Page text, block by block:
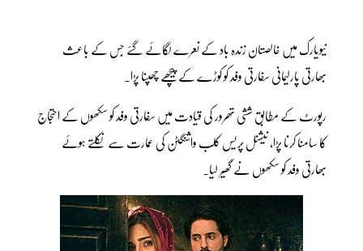
نیویارک میں خالصتان زندہ باد کے نعرے لگائے گئے جس کے باعث
بھارتی پارلیمانی سفارتی وفد کو کوڑے کے پیچھے چھپنا پڑا۔
رپورٹ کے مطابق ششی تھرور کی قیادت میں سفارتی وفد کو سکھوں کے احتجاج
کا سامنا کرنا پڑا، نیشنل پریس کلب واشنگٹن کی عمارت سے نکلتے ہوئے
بھارتی وفد کو سکھوں نے گھیر لیا۔